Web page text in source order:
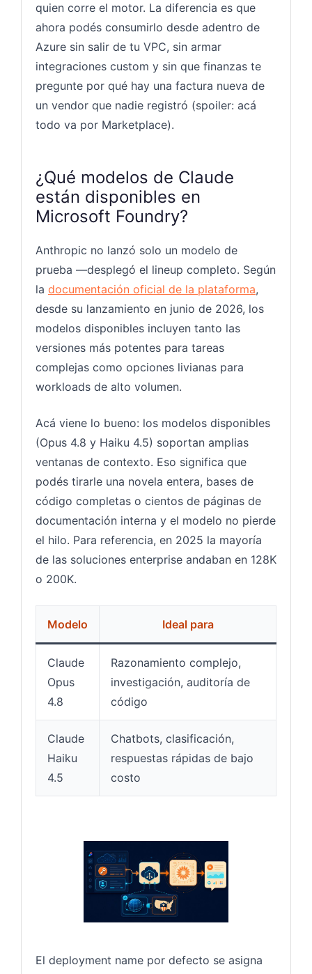
quien corre el motor. La diferencia es que
ahora podés consumirlo desde adentro de
Azure sin salir de tu VPC, sin armar
integraciones custom y sin que finanzas te
pregunte por qué hay una factura nueva de
un vendor que nadie registró (spoiler: acá
todo va por Marketplace).
¿Qué modelos de Claude
están disponibles en
Microsoft Foundry?
Anthropic no lanzó solo un modelo de
prueba —desplegó el lineup completo. Según
la documentación oficial de la plataforma,
desde su lanzamiento en junio de 2026, los
modelos disponibles incluyen tanto las
versiones más potentes para tareas
complejas como opciones livianas para
workloads de alto volumen.
Acá viene lo bueno: los modelos disponibles
(Opus 4.8 y Haiku 4.5) soportan amplias
ventanas de contexto. Eso significa que
podés tirarle una novela entera, bases de
código completas o cientos de páginas de
documentación interna y el modelo no pierde
el hilo. Para referencia, en 2025 la mayoría
de las soluciones enterprise andaban en 128K
o 200K.
Modelo Ideal para
Claude
Opus
4.8
Razonamiento complejo,
investigación, auditoría de
código
Claude
Haiku
4.5
Chatbots, clasificación,
respuestas rápidas de bajo
costo
El deployment name por defecto se asigna